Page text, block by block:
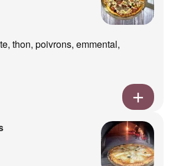
thon, poivrons, emmental,